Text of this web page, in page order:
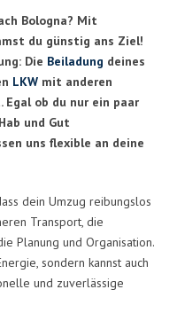
Bologna? Mit
du günstig ans Ziel!
Die Beiladung deines
LKW mit anderen
Egal ob du nur ein paar
und Gut
uns flexible an deine
dein Umzug reibungslos
Transport, die
Planung und Organisation.
sondern kannst auch
und zuverlässige